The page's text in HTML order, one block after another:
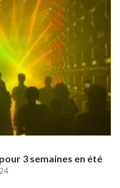
3 semaines en été